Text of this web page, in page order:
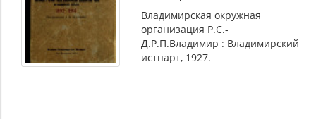
Владимирская окружная
организация Р.С.-
Д.Р.П.Владимир : Владимирский
истпарт, 1927.